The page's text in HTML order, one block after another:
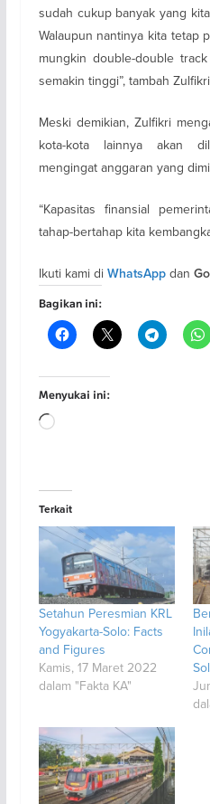
sudah cukup banyak yang
Walaupun nantinya kita tetap
mungkin double-double
semakin tinggi”, tambah
Meski demikian, Zulfikri
kota-kota lainnya akan
mengingat anggaran yang
“Kapasitas finansial
tahap-bertahap kita
Ikuti kami di WhatsAppdan
Bagikan ini:
Menyukai ini:
Memuat...
Terkait
Setahun Peresmian KRL
Yogyakarta-Solo: Facts
and Figures
Kamis, 17 Maret 2022
dalam "Fakta KA"